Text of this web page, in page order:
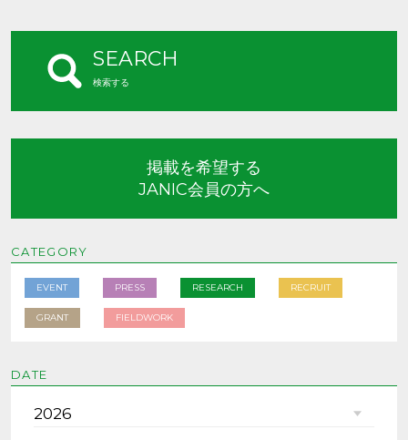
SEARCH
検索する
掲載を希望する
JANIC会員の方へ
CATEGORY
EVENT PRESS RESEARCH RECRUIT
GRANT FIELDWORK
DATE
2026